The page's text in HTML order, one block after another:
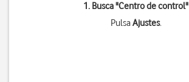
1. Busca "Centro de control"
PulsaAjustes.